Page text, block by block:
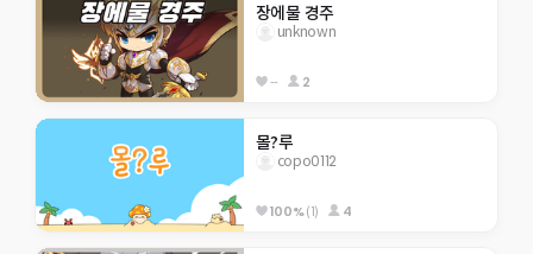
장에물 경주
unknown
-- 2
몰?루
copo0112
100%(1) 4